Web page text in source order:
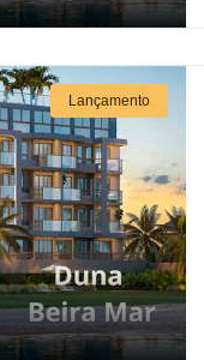
Lançamento